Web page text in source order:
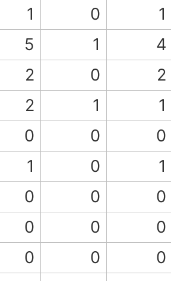
1 0
1
5 1
4
2 0
2
2 1
1
0 0
0
1 0
1
0 0
0
0 0
0
0 0
0